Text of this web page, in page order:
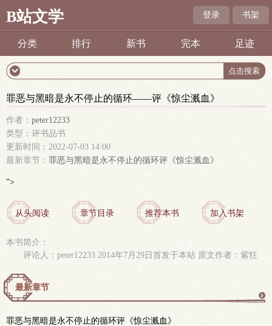
B站文学 登录 书架
分类 排行 新书 完本 足迹
罪恶与黑暗是永不停止的循环——评《惊尘溅血》
作者： peter12233
类型：评书品书
更新时间：2022-07-03 14:00
最新章节： 罪恶与黑暗是永不停止的循环评《惊尘溅血》
">
从头阅读 章节目录 推荐本书 加入书架
本书简介：
评论人：peter12233 2014年7月29日首发于本站 原文作者：紫狂
最新章节
罪恶与黑暗是永不停止的循环评《惊尘溅血》